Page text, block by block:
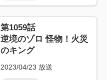
第1059話
逆境のゾロ 怪物！火災
のキング
2023/04/23 放送